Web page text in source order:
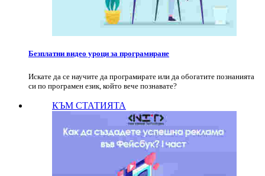
Безплатни видео уроци за програмиране
Искате да се научите да програмирате или да обогатите познанията
си по програмен език, който вече познавате?
КЪМ СТАТИЯТА